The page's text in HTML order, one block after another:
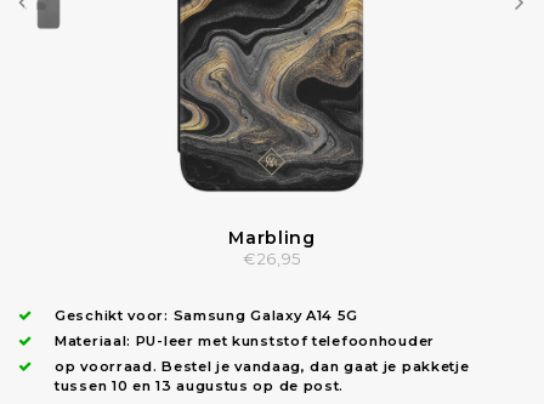
Marbling
€26,95
Geschikt voor: Samsung Galaxy A14 5G
Materiaal: PU-leer met kunststof telefoonhouder
op voorraad.Bestel je vandaag, dan gaat je pakketje
tussen 10 en 13 augustus op de post.